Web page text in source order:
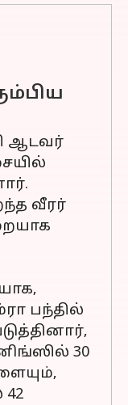
ஆடவர்
வீரர்
பந்தில்
30